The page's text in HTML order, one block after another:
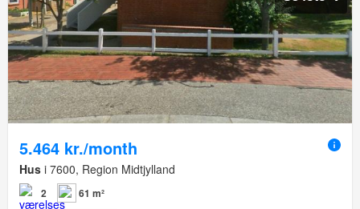
5.464 kr./month
Hus i 7600, Region Midtjylland
2 61 m²